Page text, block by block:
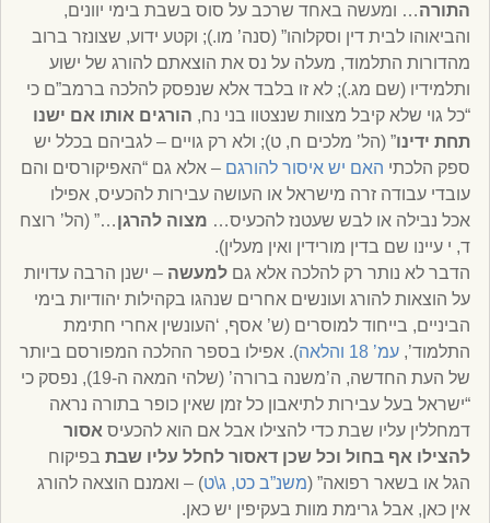
התורה… ומעשה באחד שרכב על סוס בשבת בימי יוונים,
והביאוהו לבית דין וסקלוהו” (סנה’ מו.); וקטע ידוע, שצונזר ברוב
מהדורות התלמוד, מעלה על נס את הוצאתם להורג של ישוע
ותלמידיו (שם מג.); לא זו בלבד אלא שנפסק להלכה ברמב”ם כי
“כל גוי שלא קיבל מצוות שנצטוו בני נח, הורגים אותו אם ישנו
תחת ידינו” (הל’ מלכים ח, ט); ולא רק גויים – לגביהם בכלל יש
ספק הלכתי האם יש איסור להורגם – אלא גם “האפיקורסים והם
עובדי עבודה זרה מישראל או העושה עבירות להכעיס, אפילו
אכל נבילה או לבש שעטנז להכעיס… מצוה להרגן…” (הל’ רוצח
ד, י עיינו שם בדין מורידין ואין מעלין).
הדבר לא נותר רק להלכה אלא גםלמעשה – ישנן הרבה עדויות
על הוצאות להורג ועונשים אחרים שנהגו בקהילות יהודיות בימי
הביניים, בייחוד למוסרים (ש’ אסף, ‘העונשין אחרי חתימת
התלמוד’,עמ’ 18 והלאה
). אפילו בספר ההלכה המפורסם ביותר
של העת החדשה, ה’משנה ברורה’ (שלהי המאה ה-19), נפסק כי
“ישראל בעל עבירות לתיאבון כל זמן שאין כופר בתורה נראה
דמחללין עליו שבת כדי להצילו אבל אם הוא להכעיס אסור
להצילו אף בחול וכל שכן דאסור לחלל עליו שבת בפיקוח
הגל או בשאר רפואה” (משנ”ב כט, ג\ט) – ואמנם הוצאה להורג
אין כאן, אבל גרימת מוות בעקיפין יש כאן.